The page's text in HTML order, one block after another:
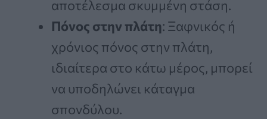
αποτέλεσμα σκυμμένη στάση.
Πόνος στην πλάτη: Ξαφνικός ή
χρόνιος πόνος στην πλάτη,
ιδιαίτερα στο κάτω μέρος, μπορεί
να υποδηλώνει κάταγμα
σπονδύλου.